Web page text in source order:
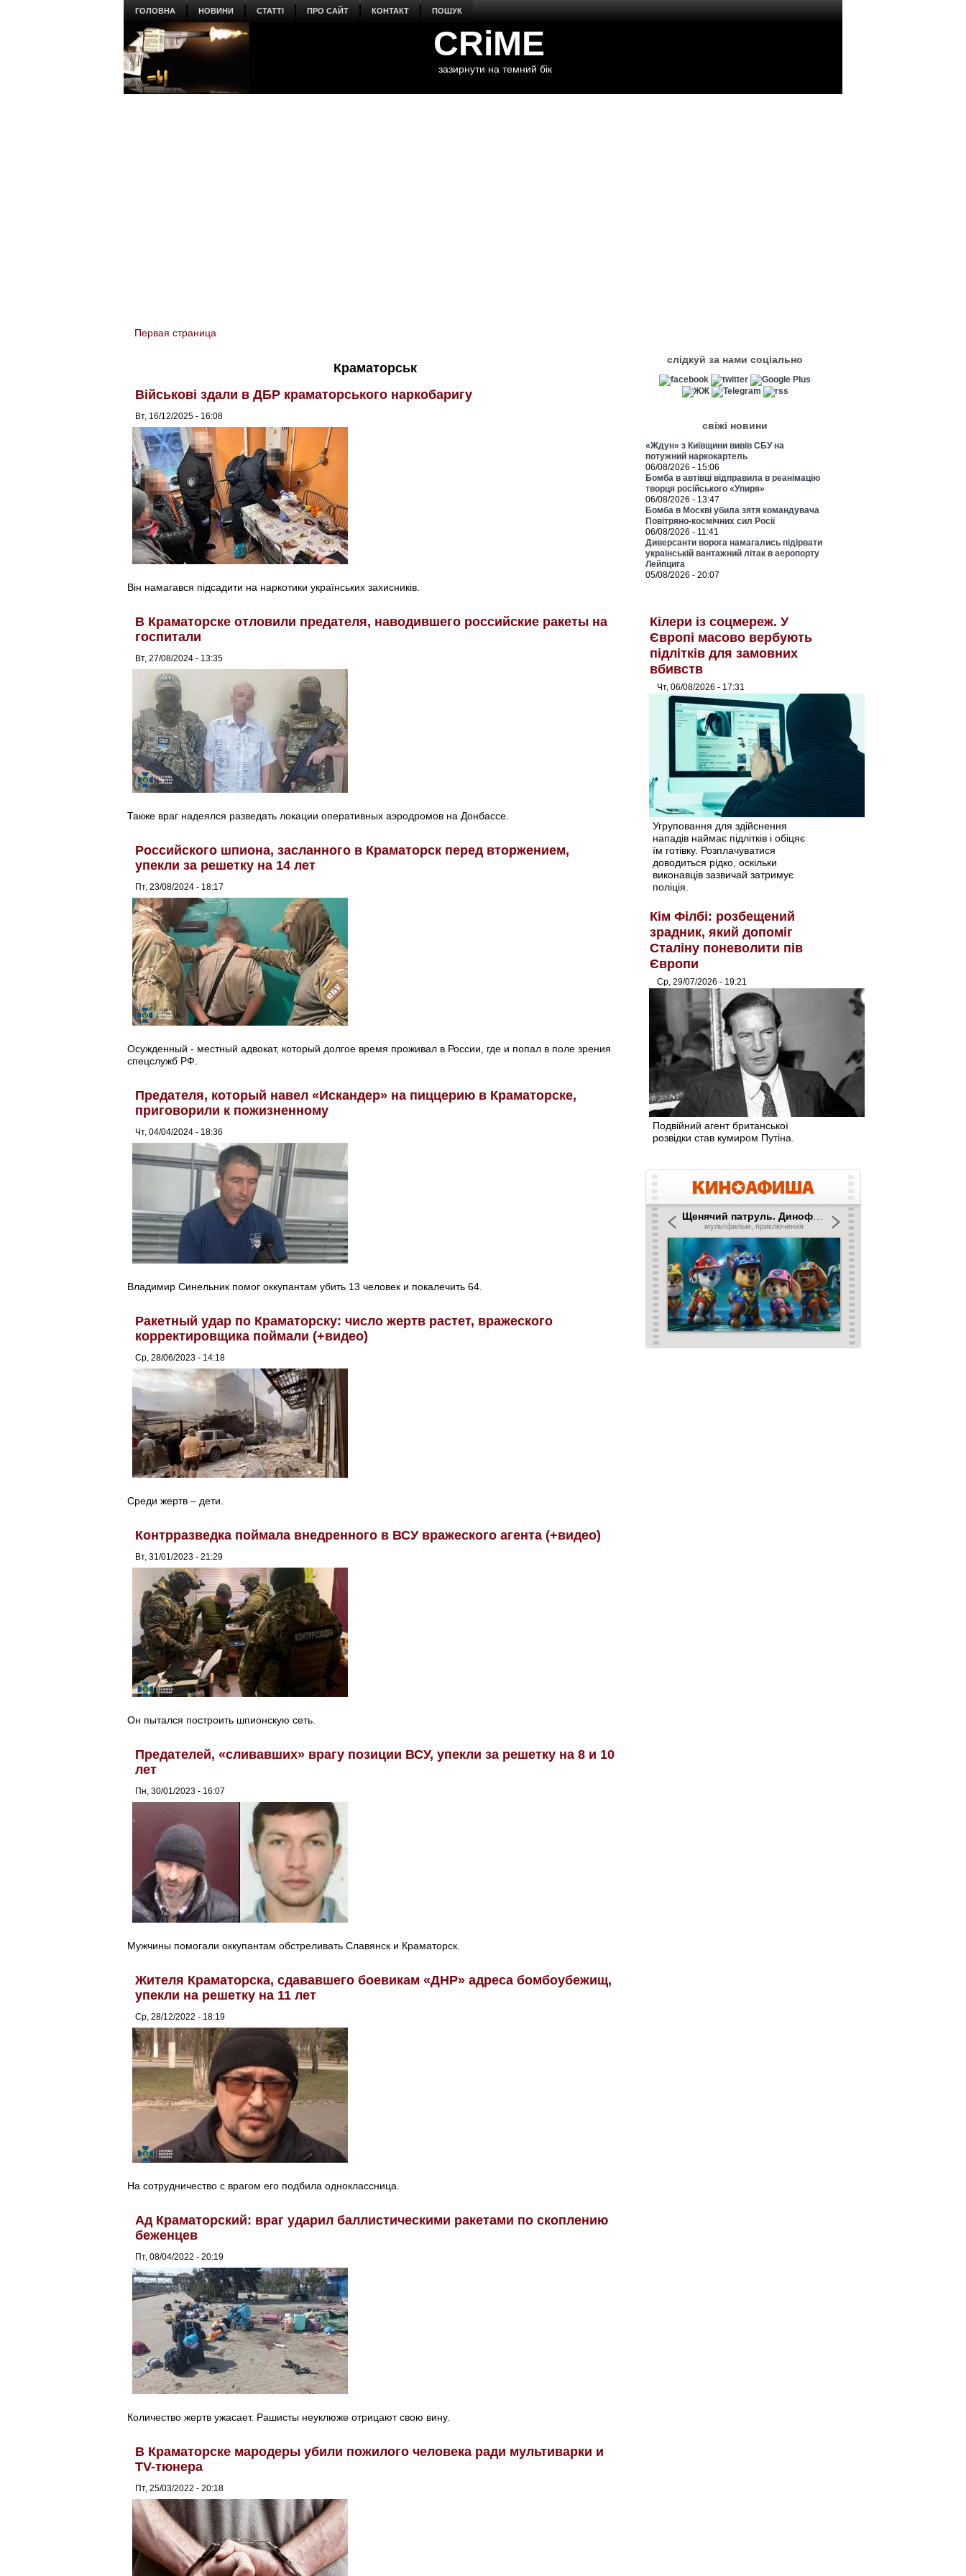
ГОЛОВНА НОВИНИ СТАТТІ ПРО САЙТ КОНТАКТ ПОШУК
CRiME
зазирнути на темний бік
You are here
Первая страница
Краматорськ
Військові здали в ДБР краматорського наркобаригу
Вт, 16/12/2025 - 16:08
Він намагався підсадити на наркотики українських захисників.
В Краматорске отловили предателя, наводившего российские ракеты на
госпитали
Вт, 27/08/2024 - 13:35
Также враг надеялся разведать локации оперативных аэродромов на Донбассе.
Российского шпиона, засланного в Краматорск перед вторжением,
упекли за решетку на 14 лет
Пт, 23/08/2024 - 18:17
Осужденный - местный адвокат, который долгое время проживал в России, где и попал в поле зрения
спецслужб РФ.
Предателя, который навел «Искандер» на пиццерию в Краматорске,
приговорили к пожизненному
Чт, 04/04/2024 - 18:36
Владимир Синельник помог оккупантам убить 13 человек и покалечить 64.
Ракетный удар по Краматорску: число жертв растет, вражеского
корректировщика поймали (+видео)
Ср, 28/06/2023 - 14:18
Среди жертв – дети.
Контрразведка поймала внедренного в ВСУ вражеского агента (+видео)
Вт, 31/01/2023 - 21:29
Он пытался построить шпионскую сеть.
Предателей, «сливавших» врагу позиции ВСУ, упекли за решетку на 8 и 10
лет
Пн, 30/01/2023 - 16:07
Мужчины помогали оккупантам обстреливать Славянск и Краматорск.
Жителя Краматорска, сдававшего боевикам «ДНР» адреса бомбоубежищ,
упекли на решетку на 11 лет
Ср, 28/12/2022 - 18:19
На сотрудничество с врагом его подбила одноклассница.
Ад Краматорский: враг ударил баллистическими ракетами по скоплению
беженцев
Пт, 08/04/2022 - 20:19
Количество жертв ужасает. Рашисты неуклюже отрицают свою вину.
В Краматорске мародеры убили пожилого человека ради мультиварки и
TV-тюнера
Пт, 25/03/2022 - 20:18
слідкуй за нами соціально
свіжі новини
«Ждун» з Київщини вивів СБУ на
потужний наркокартель
06/08/2026 - 15:06
Бомба в автівці відправила в реанімацію
творця російського «Упиря»
06/08/2026 - 13:47
Бомба в Москві убила зятя командувача
Повітряно-космічних сил Росії
06/08/2026 - 11:41
Диверсанти ворога намагались підірвати
українській вантажний літак в аеропорту
Лейпцига
05/08/2026 - 20:07
Кілери із соцмереж. У
Європі масово вербують
підлітків для замовних
вбивств
Чт, 06/08/2026 - 17:31
Угруповання для здійснення
нападів наймає підлітків і обіцяє
їм готівку. Розплачуватися
доводиться рідко, оскільки
виконавців зазвичай затримує
поліція.
Кім Філбі: розбещений
зрадник, який допоміг
Сталіну поневолити пів
Європи
Ср, 29/07/2026 - 19:21
Подвійний агент британської
розвідки став кумиром Путіна.